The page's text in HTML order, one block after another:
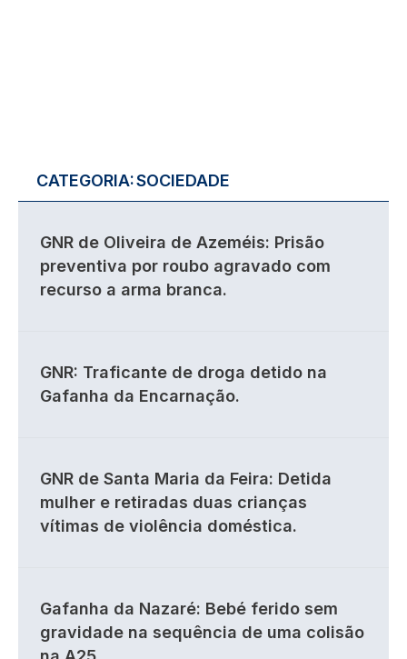
CATEGORIA:SOCIEDADE
GNR de Oliveira de Azeméis: Prisão
preventiva por roubo agravado com
recurso a arma branca.
GNR: Traficante de droga detido na
Gafanha da Encarnação.
GNR de Santa Maria da Feira: Detida
mulher e retiradas duas crianças
vítimas de violência doméstica.
Gafanha da Nazaré: Bebé ferido sem
gravidade na sequência de uma colisão